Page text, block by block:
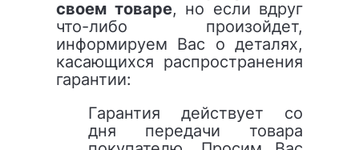
своем товаре, но если вдруг
что-либо произойдет,
информируем Вас о деталях,
касающихся распространения
гарантии:
Гарантия действует со
дня передачи товара